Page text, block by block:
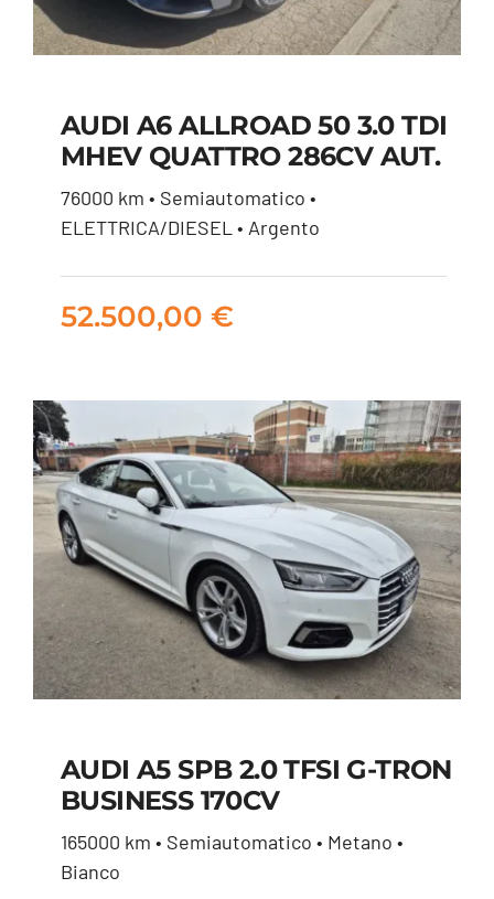
AUDI A6 ALLROAD 50
3.0 TDI MHEV
QUATTRO 286CV
AUT.
52.500,00
AUDI A6 ALLROAD 50 3.0 TDI
MHEV QUATTRO 286CV AUT.
76000 km • Semiautomatico •
ELETTRICA/DIESEL • Argento
52.500,00 €
AUDI A5 SPB 2.0 TFSI
G-TRON BUSINESS
AUDI A5 SPB 2.0 TFSI G-TRON
BUSINESS 170CV
165000 km • Semiautomatico • Metano •
Bianco